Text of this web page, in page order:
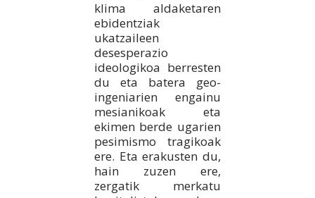
klima aldaketaren
ebidentziak
ukatzaileen
desesperazio
ideologikoa berresten
du eta batera geo-
ingeniarien engainu
mesianikoak eta
ekimen berde ugarien
pesimismo tragikoak
ere. Eta erakusten du,
hain zuzen ere,
zergatik merkatu